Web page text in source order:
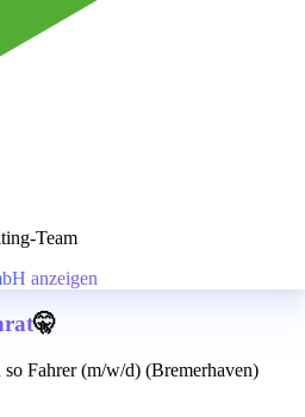
Team
anzeigen
🤫
Fahrer (m/w/d) (Bremerhaven)